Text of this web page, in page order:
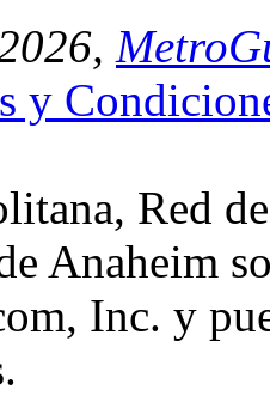
y
Red
Anaheim
Inc. y